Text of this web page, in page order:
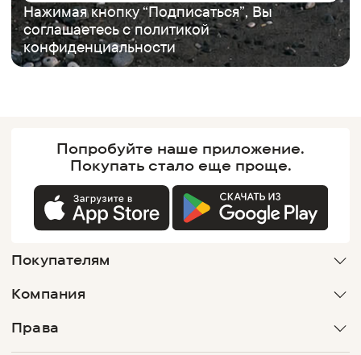
Нажимая кнопку “Подписаться”, Вы
соглашаетесь сполитикой
конфиденциальности
Попробуйте наше приложение.
Покупатьстало еще проще.
Покупателям
Компания
Права